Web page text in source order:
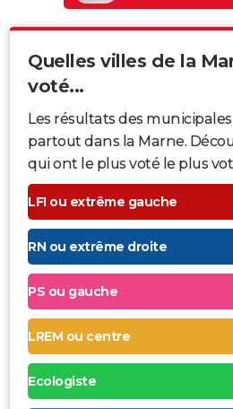
Quelles villes de la
voté...
Les résultats des
partout dans la Marne.
qui ont le plus voté le plus voté
LFI ou extrême gauche
RN ou extrême droite
PS ou gauche
LREM ou centre
Ecologiste